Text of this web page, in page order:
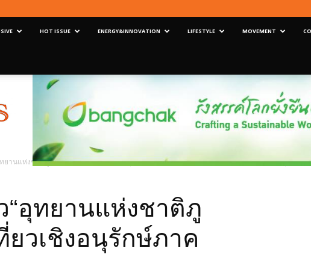
HOT ISSUE ENERGY&INNOVATION LIFESTYLE MOVEMENT
ยานแห่งชาติภูพาน”แหล่งท่องเที่ยวเชิงอนุรักษ์ภาคอีสานผ่านเส้นทางหลวง สะดวก ปลอดภัยทุกเส้นท
“อุทยานแห่งชาติภู
ยวเชิงอนุรักษ์ภาค